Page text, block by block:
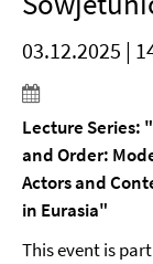
03.12.2025 |
Lecture Series:
and Order:
Actors and
in Eurasia"
This event is